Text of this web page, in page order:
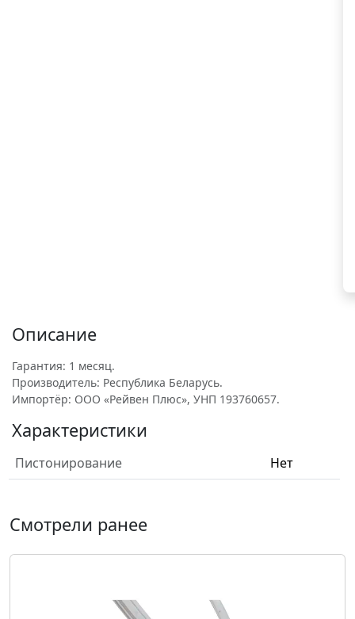
Описание
Гарантия: 1 месяц.
Производитель: Республика Беларусь.
Импортёр: ООО «Рейвен Плюс», УНП 193760657.
Характеристики
Пистонирование Нет
Смотрели ранее